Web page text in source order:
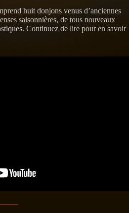
huit donjons venus d’anciennes
saisonnières, de tous nouveaux
Continuez de lire pour en savoir